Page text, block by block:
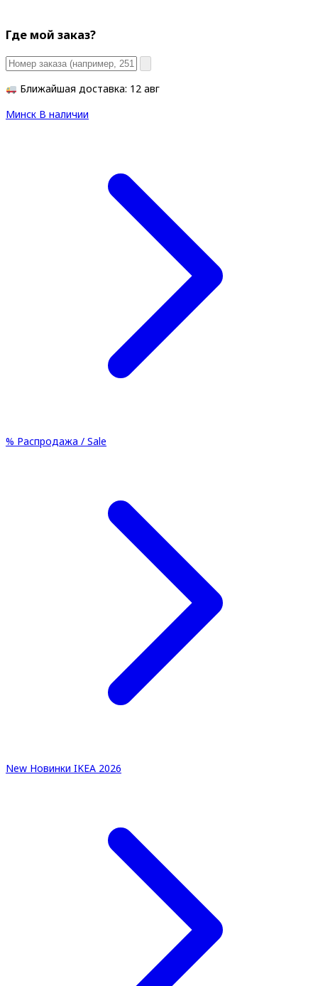
Где мой заказ?
Ближайшая доставка: 12 авг
Минск В наличии
% Распродажа / Sale
New Новинки IKEA 2026